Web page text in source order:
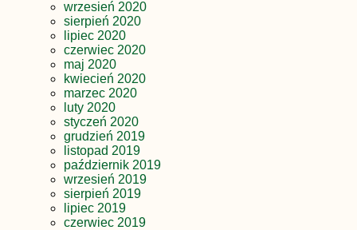
wrzesień 2020
sierpień 2020
lipiec 2020
czerwiec 2020
maj 2020
kwiecień 2020
marzec 2020
luty 2020
styczeń 2020
grudzień 2019
listopad 2019
październik 2019
wrzesień 2019
sierpień 2019
lipiec 2019
czerwiec 2019